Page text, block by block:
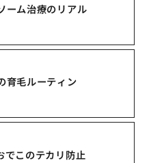
ーム治療のリアル
育毛ルーティン
でこのテカリ防止